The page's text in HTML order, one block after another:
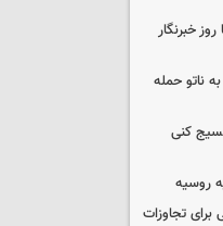
خبرنگار
ناتو حمله
کنی
روسیه
برای تجاوزات